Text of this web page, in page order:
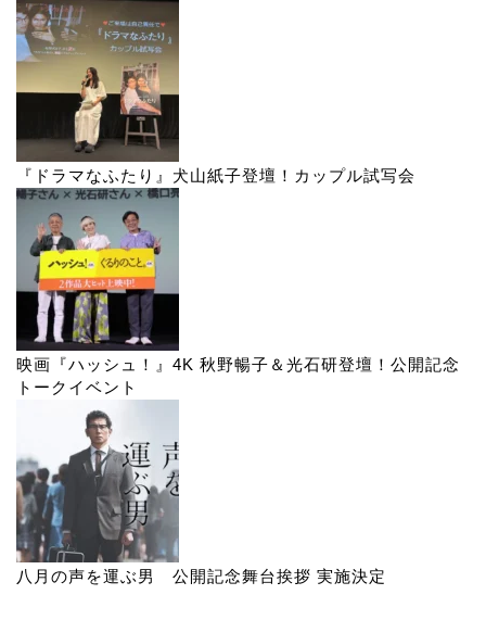
『ドラマなふたり』犬山紙子登壇！カップル試写会
映画『ハッシュ！』4K 秋野暢子＆光石研登壇！公開記念
トークイベント
八月の声を運ぶ男 公開記念舞台挨拶 実施決定